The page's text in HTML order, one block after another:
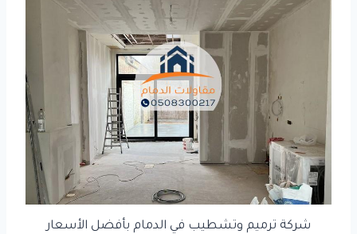
شركة ترميم وتشطيب في الدمام بأفضل الأسعار